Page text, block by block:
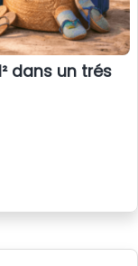
dans un trés